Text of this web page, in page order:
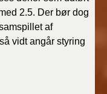
2.5. Der bør dog
af
vidt angår styring